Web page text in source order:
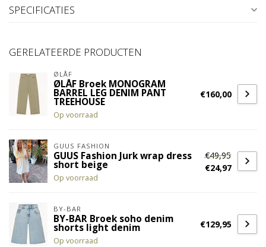
SPECIFICATIES
GERELATEERDE PRODUCTEN
ØLÅF
ØLÅF Broek MONOGRAM
BARREL LEG DENIM PANT
TREEHOUSE
Op voorraad
€160,00
GUUS FASHION
GUUS Fashion Jurk wrap dress
short beige
Op voorraad
€49,95
€24,97
BY-BAR
BY-BAR Broek soho denim
shorts light denim
Op voorraad
€129,95